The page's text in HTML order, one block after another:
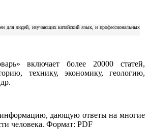
для людей, изучающих китайский язык, и профессиональных
включает более 20000 статей,
технику, экономику, геологию,
информацию, дающую ответы на многие
человека. Формат: PDF